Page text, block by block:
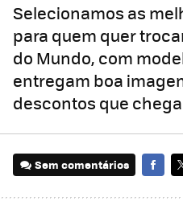
Selecionamos as
para quem quer
do Mundo, com
entregam boa
descontos que
Sem comentários